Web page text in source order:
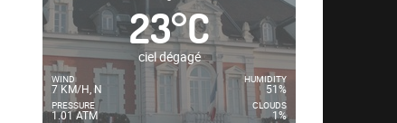
23°C
ciel dégagé
WIND
7 KM/H, N
PRESSURE
1.01 ATM
HUMIDITY
51%
CLOUDS
1%